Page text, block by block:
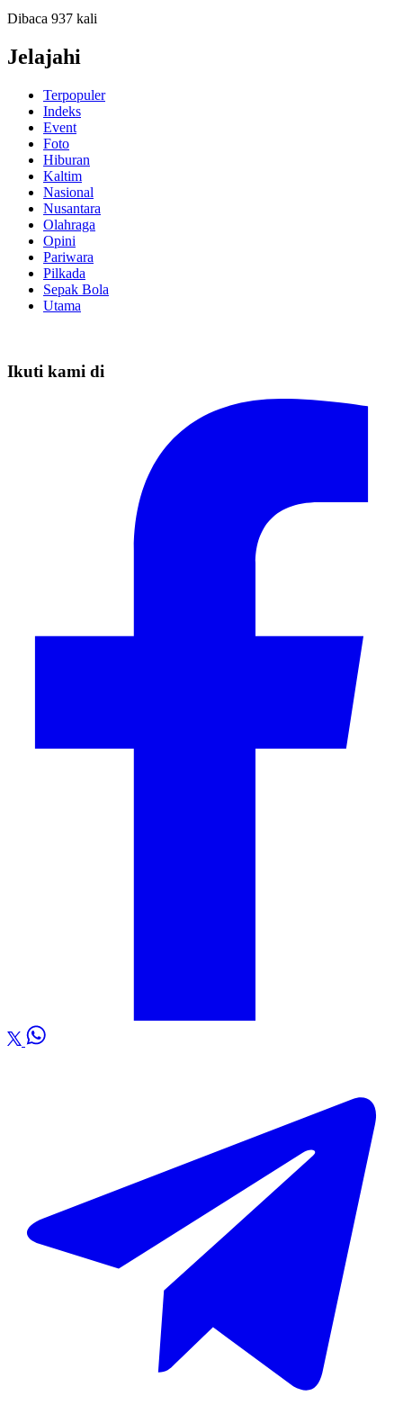
Dibaca 937 kali
Jelajahi
Terpopuler
Indeks
Event
Foto
Hiburan
Kaltim
Nasional
Nusantara
Olahraga
Opini
Pariwara
Pilkada
Sepak Bola
Utama
Ikuti kami di